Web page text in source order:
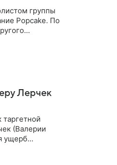
группы
Popcake. По
Лерчек
(Валерии
ущерб